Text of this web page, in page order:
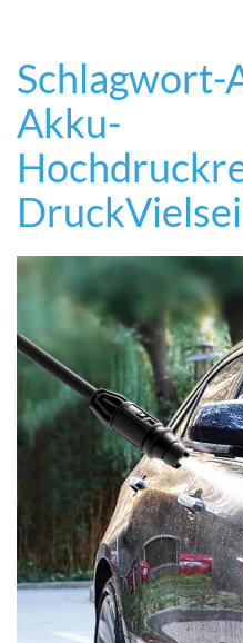
Schlagwort-
Akku-
Druck